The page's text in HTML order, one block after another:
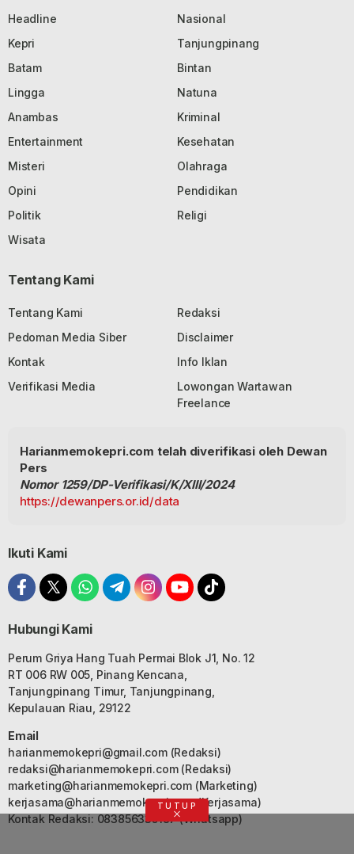
Headline
Nasional
Kepri
Tanjungpinang
Batam
Bintan
Lingga
Natuna
Anambas
Kriminal
Entertainment
Kesehatan
Misteri
Olahraga
Opini
Pendidikan
Politik
Religi
Wisata
Tentang Kami
Tentang Kami
Redaksi
Pedoman Media Siber
Disclaimer
Kontak
Info Iklan
Verifikasi Media
Lowongan Wartawan
Freelance
Harianmemokepri.com telah diverifikasi oleh Dewan
Pers
Nomor 1259/DP-Verifikasi/K/XIII/2024
https://dewanpers.or.id/data
Ikuti Kami
Hubungi Kami
Perum Griya Hang Tuah Permai Blok J1, No. 12
RT 006 RW 005, Pinang Kencana,
Tanjungpinang Timur, Tanjungpinang,
Kepulauan Riau, 29122
Email
harianmemokepri@gmail.com(Redaksi)
redaksi@harianmemokepri.com(Redaksi)
marketing@harianmemokepri.com(Marketing)
kerjasama@harianmemokepri.com(Kerjasama)
Kontak Redaksi: 083856335187 (Whatsapp)
TUTUP